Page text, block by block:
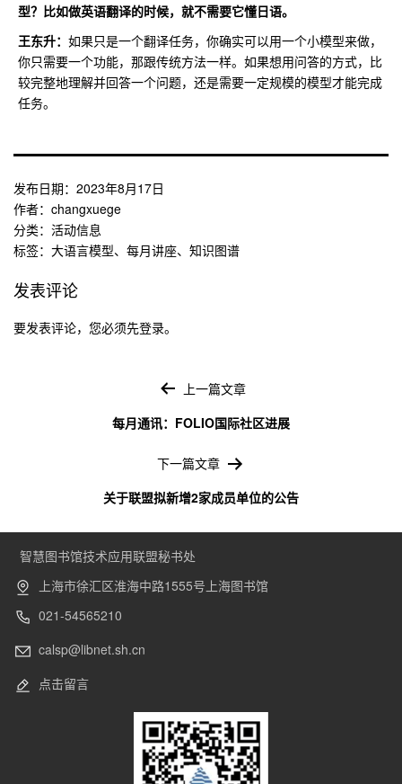
型？比如做英语翻译的时候，就不需要它懂日语。
王东升： 如果只是一个翻译任务，你确实可以用一个小模型来做，
你只需要一个功能，那跟传统方法一样。如果想用问答的方式，比
较完整地理解并回答一个问题，还是需要一定规模的模型才能完成
任务。
发布日期： 2023年8月17日
作者： changxuege
分类： 活动信息
标签： 大语言模型、 每月讲座、 知识图谱
发表评论
要发表评论，您必须先登录。
上一篇文章
每月通讯：FOLIO国际社区进展
下一篇文章
关于联盟拟新增2家成员单位的公告
智慧图书馆技术应用联盟秘书处
上海市徐汇区淮海中路1555号上海图书馆
021-54565210
calsp@libnet.sh.cn
点击留言